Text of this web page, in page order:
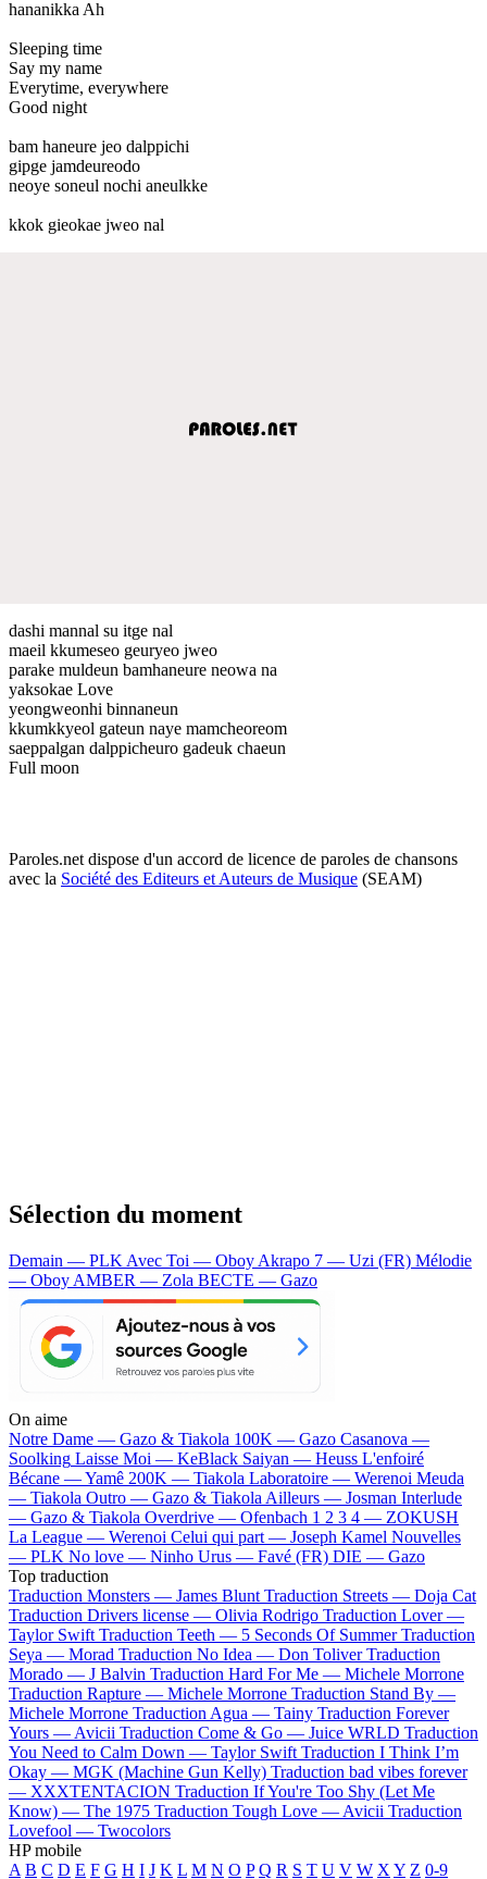
hananikka Ah
Sleeping time
Say my name
Everytime, everywhere
Good night
bam haneure jeo dalppichi
gipge jamdeureodo
neoye soneul nochi aneulkke
kkok gieokae jweo nal
dashi mannal su itge nal
maeil kkumeseo geuryeo jweo
parake muldeun bamhaneure neowa na
yaksokae Love
yeongweonhi binnaneun
kkumkkyeol gateun naye mamcheoreom
saeppalgan dalppicheuro gadeuk chaeun
Full moon
Paroles.net dispose d'un accord de licence de paroles de chansons
avec la Société des Editeurs et Auteurs de Musique (SEAM)
Sélection du moment
Demain — PLK Avec Toi — Oboy Akrapo 7 — Uzi (FR) Mélodie
— Oboy AMBER — Zola BECTE — Gazo
On aime
Notre Dame — Gazo & Tiakola 100K — Gazo Casanova —
Soolking Laisse Moi — KeBlack Saiyan — Heuss L'enfoiré
Bécane —Yamê 200K — Tiakola Laboratoire — Werenoi Meuda
— Tiakola Outro — Gazo & Tiakola Ailleurs — Josman Interlude
— Gazo & Tiakola Overdrive — Ofenbach 1 2 3 4 — ZOKUSH
La League — Werenoi Celui qui part — Joseph Kamel Nouvelles
— PLK No love — Ninho Urus — Favé (FR) DIE — Gazo
Top traduction
Traduction Monsters — James Blunt Traduction Streets — Doja Cat
Traduction Drivers license — Olivia Rodrigo Traduction Lover —
Taylor Swift Traduction Teeth — 5 Seconds Of Summer Traduction
Seya — Morad Traduction No Idea — Don Toliver Traduction
Morado — J Balvin Traduction Hard For Me — Michele Morrone
Traduction Rapture — Michele Morrone Traduction Stand By —
Michele Morrone Traduction Agua — Tainy Traduction Forever
Yours — Avicii Traduction Come & Go — Juice WRLD Traduction
You Need to Calm Down — Taylor Swift Traduction I Think I’m
Okay — MGK (Machine Gun Kelly) Traduction bad vibes forever
— XXXTENTACION Traduction If You're Too Shy (Let Me
Know) — The 1975 Traduction Tough Love — Avicii Traduction
Lovefool — Twocolors
HP mobile
A B C D E F G H I J K L M N O P Q R S T U V W X Y Z 0-9